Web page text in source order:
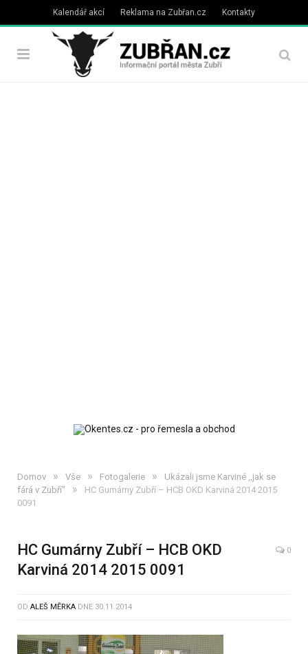
Kalendář akcí Reklama na Zubřan.cz Kontakty
Domov » Vše » Fotogalerie »
Ukázali jsme Karviné ,,jak se
fárá v Zubří"
»
HC Gumárny Zubří – HCB OKD Karviná 2014 2015
0091
HC Gumárny Zubří – HCB OKD
Karviná 2014 2015 0091
0
OD ALEŠ MĚRKA DNE 30.11.2014